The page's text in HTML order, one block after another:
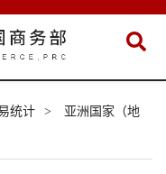
统计 >
亚洲国家（地